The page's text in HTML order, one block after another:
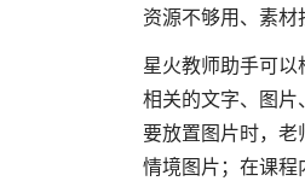
资源不够用、素材
星火教师助手可
相关的文字、图
要放置图片时，
情境图片；在课程